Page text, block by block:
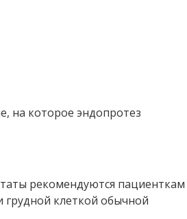
на которое эндопротез
рекомендуются пациенткам
клеткой обычной